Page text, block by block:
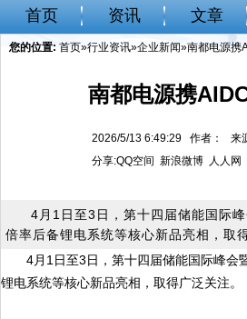
首页 资讯 文章
您的位置: 首页»行业资讯»企业新闻»南都电源携
南都电源携
2026/5/13 6:49:29 作者： 来
分享:QQ空间 新浪微博 人人网
4月1日至3日，第十四届储能国际
倍率后备锂电系统等核心新品亮相，取
4月1日至3日，第十四届储能国际峰会
锂电系统等核心新品亮相，取得广泛关注。